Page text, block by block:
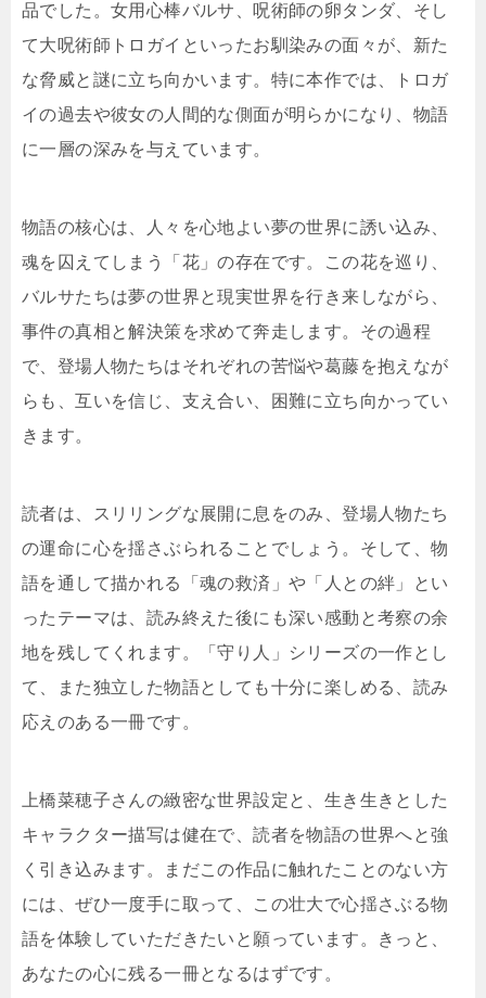
品でした。女用心棒バルサ、呪術師の卵タンダ、そし
て大呪術師トロガイといったお馴染みの面々が、新た
な脅威と謎に立ち向かいます。特に本作では、トロガ
イの過去や彼女の人間的な側面が明らかになり、物語
に一層の深みを与えています。
物語の核心は、人々を心地よい夢の世界に誘い込み、
魂を囚えてしまう「花」の存在です。この花を巡り、
バルサたちは夢の世界と現実世界を行き来しながら、
事件の真相と解決策を求めて奔走します。その過程
で、登場人物たちはそれぞれの苦悩や葛藤を抱えなが
らも、互いを信じ、支え合い、困難に立ち向かってい
きます。
読者は、スリリングな展開に息をのみ、登場人物たち
の運命に心を揺さぶられることでしょう。そして、物
語を通して描かれる「魂の救済」や「人との絆」とい
ったテーマは、読み終えた後にも深い感動と考察の余
地を残してくれます。「守り人」シリーズの一作とし
て、また独立した物語としても十分に楽しめる、読み
応えのある一冊です。
上橋菜穂子さんの緻密な世界設定と、生き生きとした
キャラクター描写は健在で、読者を物語の世界へと強
く引き込みます。まだこの作品に触れたことのない方
には、ぜひ一度手に取って、この壮大で心揺さぶる物
語を体験していただきたいと願っています。きっと、
あなたの心に残る一冊となるはずです。